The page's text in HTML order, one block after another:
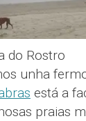
do Rostro
unha
está a
praias